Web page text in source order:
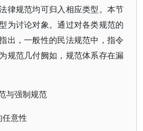
律规范均可归入相应类型。本节
为讨论对象。通过对各类规范的
出，一般性的民法规范中，指令
规范几付阙如，规范体系存在漏
与强制规范
任意性